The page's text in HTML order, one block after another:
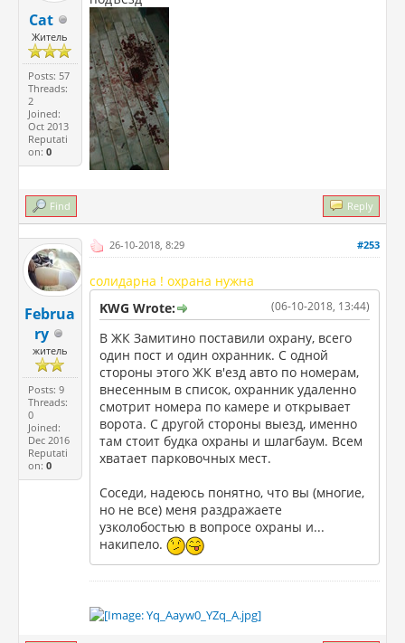
Cat
Житель
Posts: 57
Threads:
2
Joined:
Oct 2013
Reputati
on:0
Find Reply
Februa
ry
житель
Posts: 9
Threads:
0
Joined:
Dec 2016
Reputati
on:0
#253
26-10-2018, 8:29
солидарна ! охрана нужна
(06-10-2018, 13:44)
KWG Wrote:
В ЖК Замитино поставили охрану, всего
один пост и один охранник. С одной
стороны этого ЖК в'езд авто по номерам,
внесенным в список, охранник удаленно
смотрит номера по камере и открывает
ворота. С другой стороны выезд, именно
там стоит будка охраны и шлагбаум. Всем
хватает парковочных мест.
Соседи, надеюсь понятно, что вы (многие,
но не все) меня раздражаете
узколобостью в вопросе охраны и...
накипело.